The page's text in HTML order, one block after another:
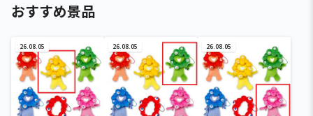
おすすめ景品
26.08.05 26.08.05 26.08.05